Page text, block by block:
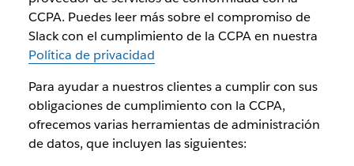
CCPA. Puedes leer más sobre el compromiso de
Slack con el cumplimiento de la CCPA en nuestra
Política de privacidad
Para ayudar a nuestros clientes a cumplir con sus
obligaciones de cumplimiento con la CCPA,
ofrecemos varias herramientas de administración
de datos, que incluyen las siguientes: